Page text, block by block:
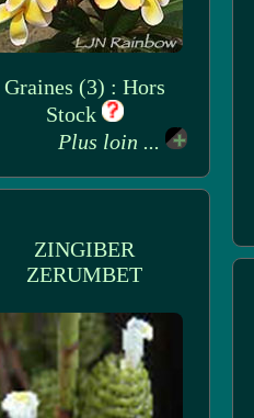
Graines (3) : Hors
Stock
Plus loin ...
ZINGIBER
ZERUMBET